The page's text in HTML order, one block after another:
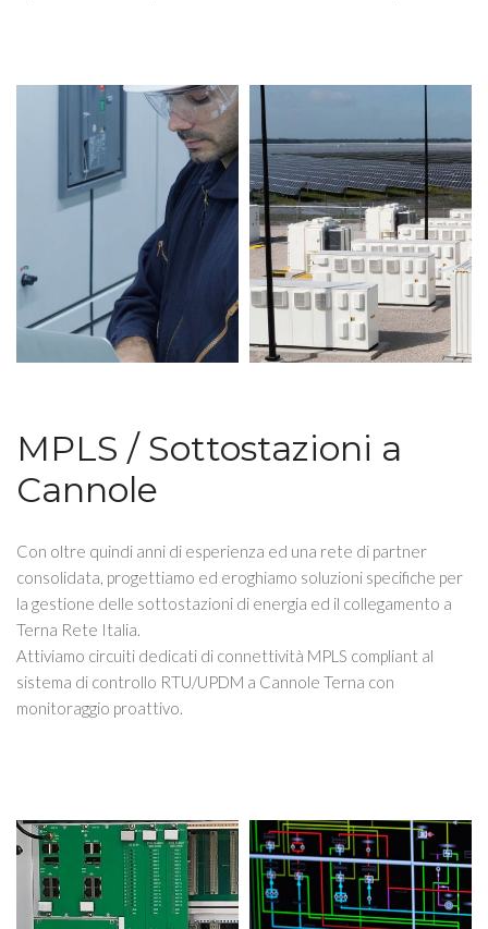
MPLS / Sottostazioni a
Cannole
Con oltre quindi anni di esperienza ed una rete di partner
consolidata, progettiamo ed eroghiamo soluzioni specifiche per
la gestione delle sottostazioni di energia ed il collegamento a
Terna Rete Italia.
Attiviamo circuiti dedicati di connettività MPLS compliant al
sistema di controllo RTU/UPDM a Cannole Terna con
monitoraggio proattivo.